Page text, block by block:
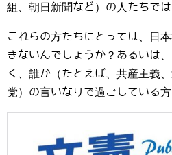
組、朝日新聞など）の人たちでは
これらの方たちにとっては、日
きないんでしょうか？あるいは
く、誰か（たとえば、共産主義
党）の言いなりで過ごしている方